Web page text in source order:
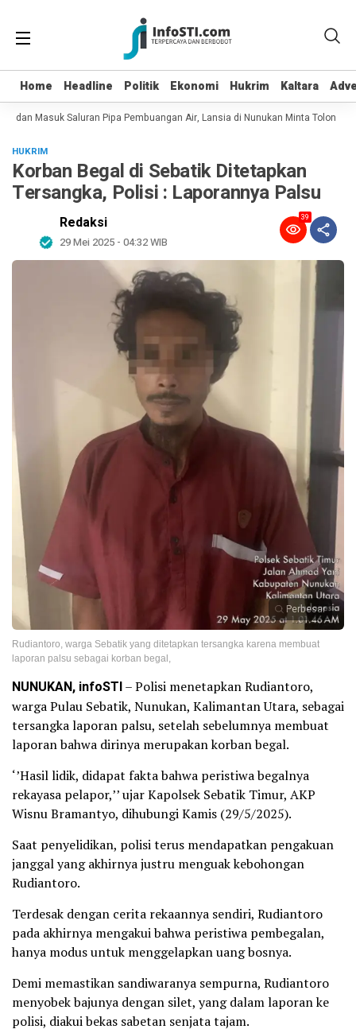
Home Headline Politik Ekonomi Hukrim Kaltara
Home Headline Politik Ekonomi Hukrim Kaltara
dan Masuk Saluran Pipa Pembuangan Air, Lansia di Nunukan Minta Tolong
HUKRIM
Korban Begal di Sebatik Ditetapkan
Tersangka, Polisi : Laporannya Palsu
Redaksi
29 Mei 2025 - 04:32 WIB
39
Perbesar
Rudiantoro, warga Sebatik yang ditetapkan tersangka karena membuat
laporan palsu sebagai korban begal,
NUNUKAN, infoSTI– Polisi menetapkan Rudiantoro,
warga Pulau Sebatik, Nunukan, Kalimantan Utara, sebagai
tersangka laporan palsu, setelah sebelumnya membuat
laporan bahwa dirinya merupakan korban begal.
‘’Hasil lidik, didapat fakta bahwa peristiwa begalnya
rekayasa pelapor,’’ ujar Kapolsek Sebatik Timur, AKP
Wisnu Bramantyo, dihubungi Kamis (29/5/2025).
Saat penyelidikan, polisi terus mendapatkan pengakuan
janggal yang akhirnya justru menguak kebohongan
Rudiantoro.
Terdesak dengan cerita rekaannya sendiri, Rudiantoro
pada akhirnya mengakui bahwa peristiwa pembegalan,
hanya modus untuk menggelapkan uang bosnya.
Demi memastikan sandiwaranya sempurna, Rudiantoro
menyobek bajunya dengan silet, yang dalam laporan ke
polisi, diakui bekas sabetan senjata tajam.